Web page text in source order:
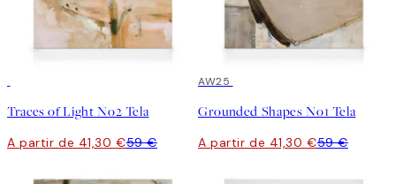
Traces of Light No2 Tela
A partir de 41,30 €59 €
30%*
AW25
Grounded Shapes No1 Tela
A partir de 41,30 €59 €